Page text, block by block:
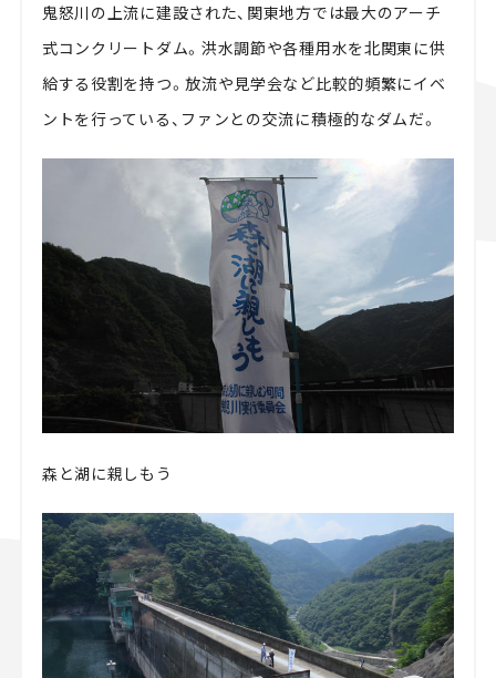
鬼怒川の上流に建設された、関東地方では最大のアーチ
式コンクリートダム。洪水調節や各種用水を北関東に供
給する役割を持つ。放流や見学会など比較的頻繁にイベ
ントを行っている、ファンとの交流に積極的なダムだ。
森と湖に親しもう